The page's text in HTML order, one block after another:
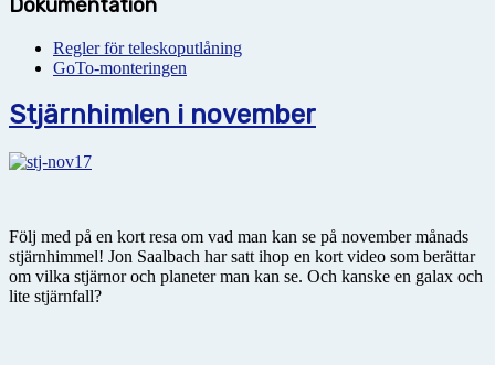
Dokumentation
Regler för teleskoputlåning
GoTo-monteringen
Stjärnhimlen i november
Följ med på en kort resa om vad man kan se på november månads
stjärnhimmel! Jon Saalbach har satt ihop en kort video som berättar
om vilka stjärnor och planeter man kan se. Och kanske en galax och
lite stjärnfall?